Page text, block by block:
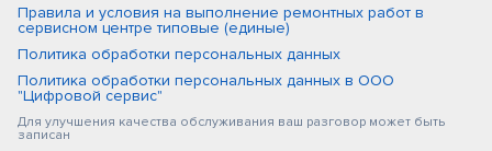
Правила и условия на выполнение ремонтных работ в
сервисном центре типовые (единые)
Политика обработки персональных данных
Политика обработки персональных данных в ООО
"Цифровой сервис"
Для улучшения качества обслуживания ваш разговор может быть
записан